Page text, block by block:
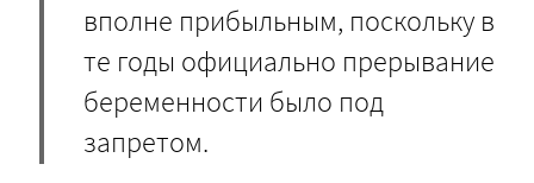
вполне прибыльным, поскольку в
те годы официально прерывание
беременности было под
запретом.